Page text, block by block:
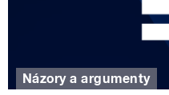
Názory a argumenty